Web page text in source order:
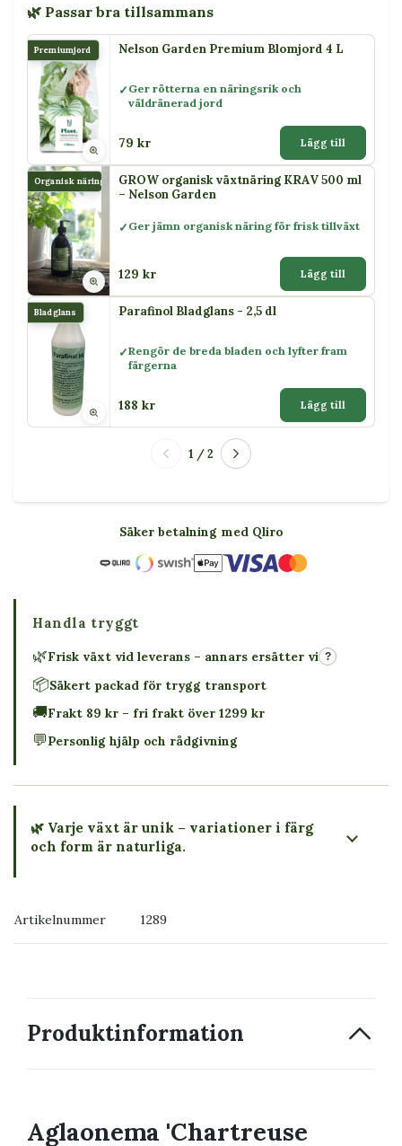
🌿 Passar bra tillsammans
Premiumjord Nelson Garden Premium Blomjord 4 L
Ger rötterna en näringsrik och
väldränerad jord
79 kr Lägg till
Organisk näring
GROW organisk växtnäring KRAV 500 ml
– Nelson Garden
Ger jämn organisk näring för frisk tillväxt
129 kr Lägg till
Bladglans Parafinol Bladglans - 2,5 dl
Rengör de breda bladen och lyfter fram
färgerna
188 kr Lägg till
1 / 2
Säker betalning med Qliro
Handla tryggt
🌿Frisk växt vid leverans – annars ersätter vi ?
📦Säkert packad för trygg transport
🚚Frakt 89 kr – fri frakt över 1299 kr
💬Personlig hjälp och rådgivning
🌿 Varje växt är unik – variationer i färg
och form är naturliga.
Artikelnummer 1289
Produktinformation
Aglaonema 'Chartreuse